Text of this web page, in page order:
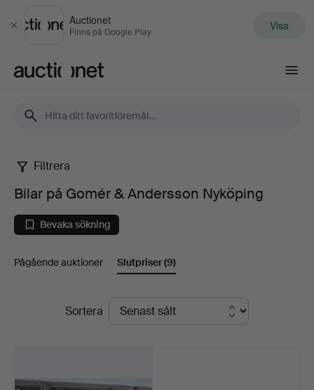
Stäng
Auctionet
Finns på Google Play Visa
Bilar
på
Gomér
Andersson
Filtrera
Bilar på Gomér & Andersson Nyköping
Bevaka sökning
Pågående auktioner Slutpriser(9)
SlutpriserSortera